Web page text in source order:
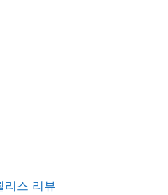
리스 리뷰